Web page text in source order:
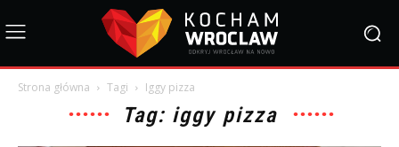
Strona główna Tagi Iggy pizza
Tag: iggy pizza